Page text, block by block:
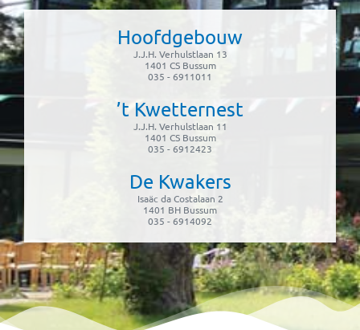
Hoofdgebouw
J.J.H. Verhulstlaan 13
1401 CS Bussum
035 - 6911011
’t Kwetternest
J.J.H. Verhulstlaan 11
1401 CS Bussum
035 - 6912423
De Kwakers
Isaäc da Costalaan 2
1401 BH Bussum
035 - 6914092